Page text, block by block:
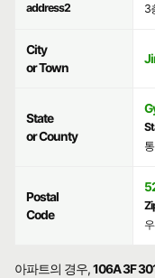
address2
3
City
or Town
State
or County
Postal
Code
아파트의 경우,106A 3F